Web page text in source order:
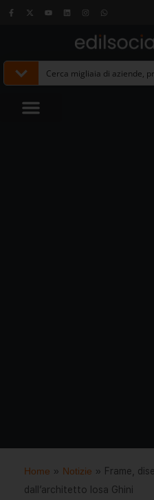
Home » Notizie » Frame,
dall’architetto Iosa Ghini